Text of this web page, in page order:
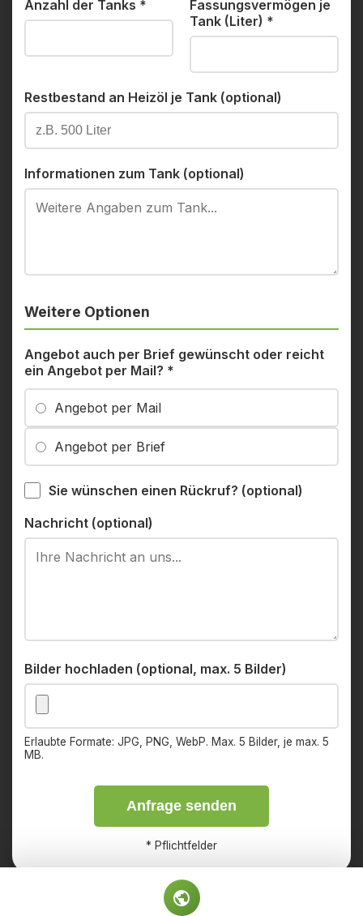
Anzahl der Tanks *
Fassungsvermögen je
Tank (Liter) *
Restbestand an Heizöl je Tank (optional)
Informationen zum Tank (optional)
Weitere Optionen
Angebot auch per Brief gewünscht oder reicht
ein Angebot per Mail? *
Angebot per Mail
Angebot per Brief
Sie wünschen einen Rückruf? (optional)
Nachricht (optional)
Bilder hochladen (optional, max. 5 Bilder)
Erlaubte Formate: JPG, PNG, WebP. Max. 5 Bilder, je max. 5
MB.
Anfrage senden
* Pflichtfelder